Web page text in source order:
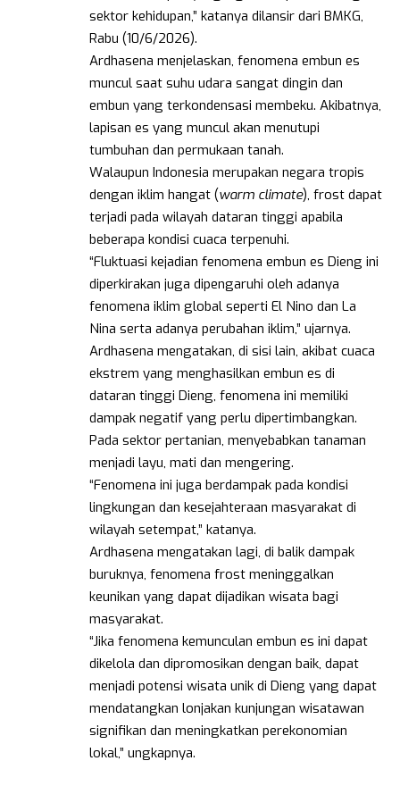
sektor kehidupan,” katanya dilansir dari BMKG,
Rabu (10/6/2026).
Ardhasena menjelaskan, fenomena embun es
muncul saat suhu udara sangat dingin dan
embun yang terkondensasi membeku. Akibatnya,
lapisan es yang muncul akan menutupi
tumbuhan dan permukaan tanah.
Walaupun Indonesia merupakan negara tropis
dengan iklim hangat (warm climate), frost dapat
terjadi pada wilayah dataran tinggi apabila
beberapa kondisi cuaca terpenuhi.
“Fluktuasi kejadian fenomena embun es Dieng ini
diperkirakan juga dipengaruhi oleh adanya
fenomena iklim global seperti El Nino dan La
Nina serta adanya perubahan iklim,” ujarnya.
Ardhasena mengatakan, di sisi lain, akibat cuaca
ekstrem yang menghasilkan embun es di
dataran tinggi Dieng, fenomena ini memiliki
dampak negatif yang perlu dipertimbangkan.
Pada sektor pertanian, menyebabkan tanaman
menjadi layu, mati dan mengering.
“Fenomena ini juga berdampak pada kondisi
lingkungan dan kesejahteraan masyarakat di
wilayah setempat,” katanya.
Ardhasena mengatakan lagi, di balik dampak
buruknya, fenomena frost meninggalkan
keunikan yang dapat dijadikan wisata bagi
masyarakat.
“Jika fenomena kemunculan embun es ini dapat
dikelola dan dipromosikan dengan baik, dapat
menjadi potensi wisata unik di Dieng yang dapat
mendatangkan lonjakan kunjungan wisatawan
signifikan dan meningkatkan perekonomian
lokal,” ungkapnya.